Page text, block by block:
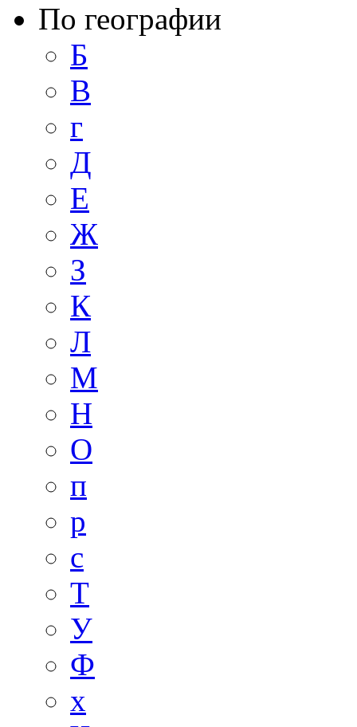
По географии
Б
В
г
Д
Е
Ж
З
К
Л
М
Н
О
п
р
с
Т
У
Ф
х